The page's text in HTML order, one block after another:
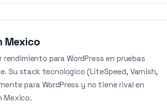
Mexico
para WordPress en pruebas
Su stack tecnologico (LiteSpeed, Varnish,
para WordPress y no tiene rival en
Mexico.